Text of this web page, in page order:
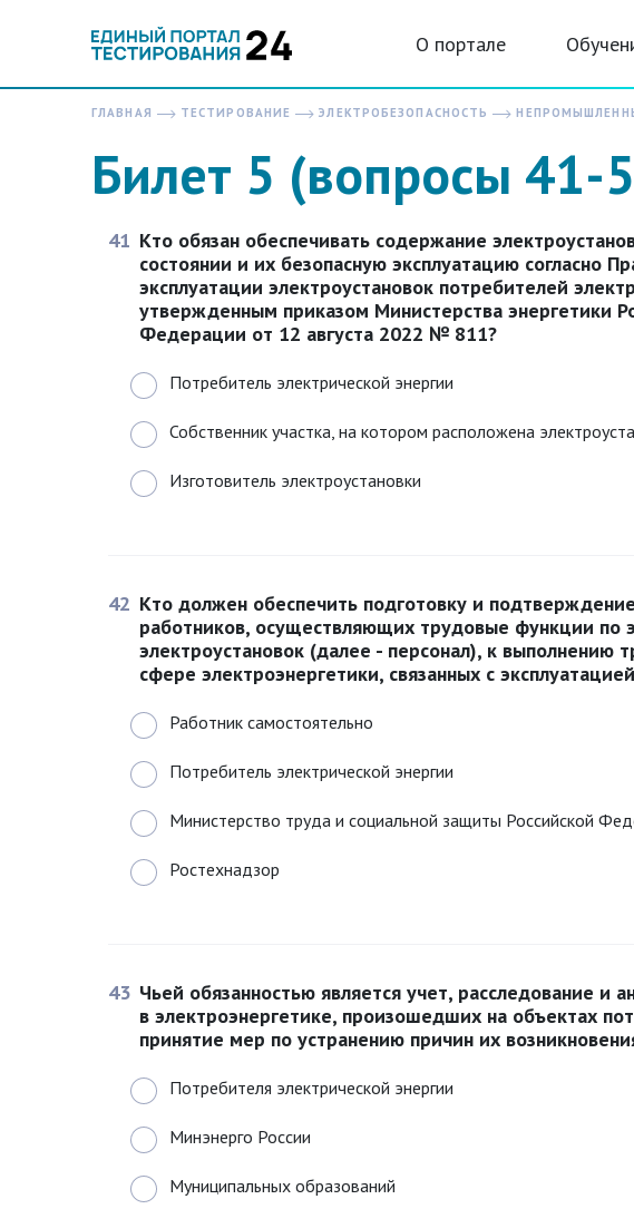
О портале
ГЛАВНАЯ ТЕСТИРОВАНИЕ ЭЛЕКТРОБЕЗОПАСНОСТЬ
Билет 5 (вопросы 41-
41 Кто обязан обеспечивать содержание
состоянии и их безопасную эксплуатацию согласно
эксплуатации электроустановок потребителей
утвержденным приказом Министерства энергетики
Федерации от 12 августа 2022 № 811?
Потребитель электрической энергии
Собственник участка, на котором расположена
Изготовитель электроустановки
42 Кто должен обеспечить подготовку и
работников, осуществляющих трудовые функции по
электроустановок (далее - персонал), к выполнению
сфере электроэнергетики, связанных с
Работник самостоятельно
Потребитель электрической энергии
Министерство труда и социальной защиты Российской
Ростехнадзор
43 Чьей обязанностью является учет, расследование и
в электроэнергетике, произошедших на объектах
принятие мер по устранению причин их
Потребителя электрической энергии
Минэнерго России
Муниципальных образований